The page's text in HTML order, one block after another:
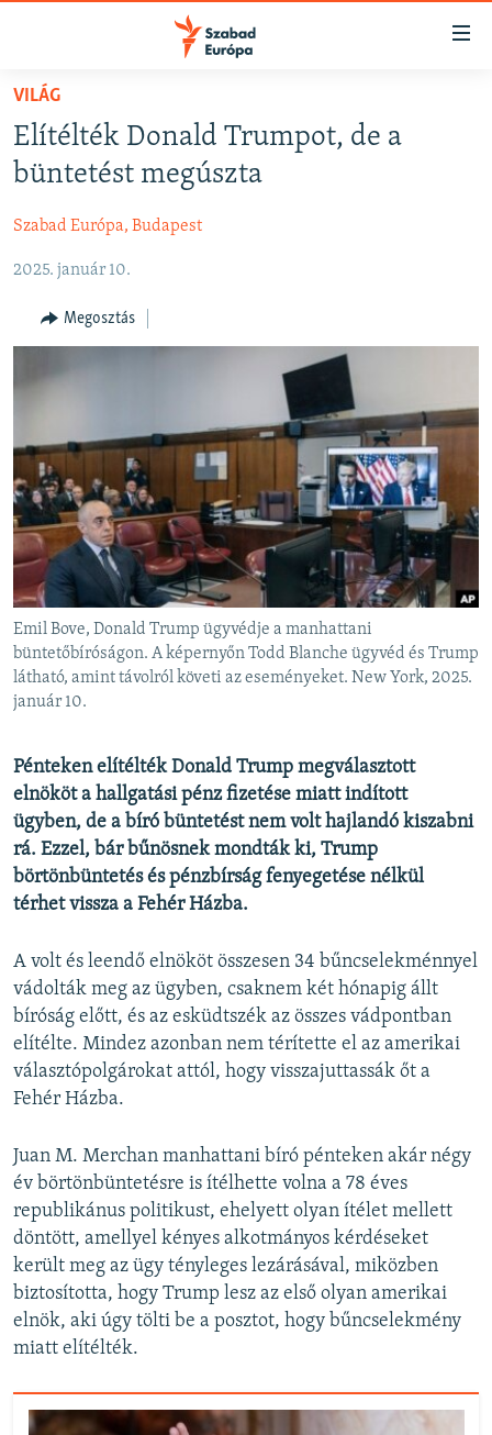
Akadálymentes
Ugrás
fő
oldalra
Ugrás
NAPIRENDEN
VIDEÓK
ELEMZŐ
NER15
DEMOKRÁCIA
A PÉNZ NYOMÁBAN
EURÓPAI UNIÓ
VILÁG
KLÍMAVÁLTOZÁS
A MÚLT TANULSÁGAI
KÖVESSEN MINKET!
Valamennyi RFE/RL weboldal
VILÁG
Elítélték Donald Trumpot, de a
büntetést megúszta
Szabad Európa, Budapest
2025. január 10.
Megosztás
Emil Bove, Donald Trump ügyvédje a manhattani
büntetőbíróságon. A képernyőn Todd Blanche ügyvéd és Trump
látható, amint távolról követi az eseményeket. New York, 2025.
január 10.
Pénteken elítélték Donald Trump megválasztott
elnököt a hallgatási pénz fizetése miatt indított
ügyben, de a bíró büntetést nem volt hajlandó kiszabni
rá. Ezzel, bár bűnösnek mondták ki, Trump
börtönbüntetés és pénzbírság fenyegetése nélkül
térhet vissza a Fehér Házba.
A volt és leendő elnököt összesen 34 bűncselekménnyel
vádolták meg az ügyben, csaknem két hónapig állt
bíróság előtt, és az esküdtszék az összes vádpontban
elítélte. Mindez azonban nem térítette el az amerikai
választópolgárokat attól, hogy visszajuttassák őt a
Fehér Házba.
Juan M. Merchan manhattani bíró pénteken akár négy
év börtönbüntetésre is ítélhette volna a 78 éves
republikánus politikust, ehelyett olyan ítélet mellett
döntött, amellyel kényes alkotmányos kérdéseket
került meg az ügy tényleges lezárásával, miközben
biztosította, hogy Trump lesz az első olyan amerikai
elnök, aki úgy tölti be a posztot, hogy bűncselekmény
miatt elítélték.
FELIRATKOZÁS